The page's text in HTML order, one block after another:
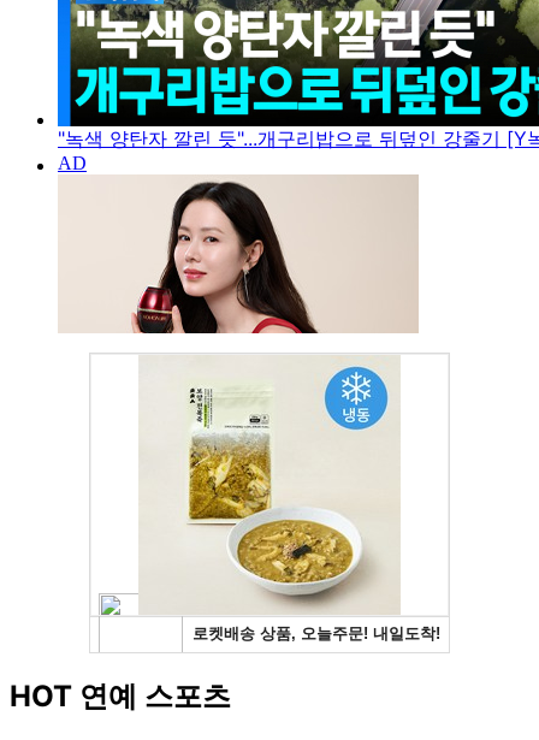
"녹색 양탄자 깔린 듯"...개구리밥으로 뒤덮인 강줄기 [Y
HOT 연예 스포츠